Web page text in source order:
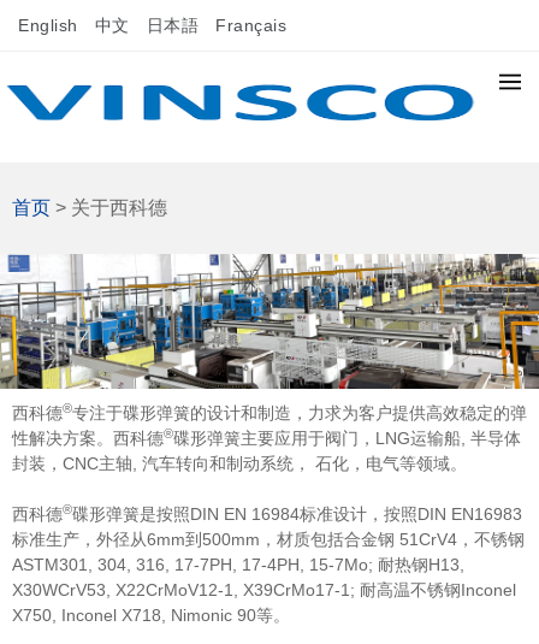
English 中文 日本語 Français
首页 > 关于西科德
西科德®专注于碟形弹簧的设计和制造，力求为客户提供高效稳定的弹
性解决方案。西科德®碟形弹簧主要应用于阀门，LNG运输船, 半导体
封装，CNC主轴, 汽车转向和制动系统， 石化，电气等领域。
西科德®碟形弹簧是按照DIN EN 16984标准设计，按照DIN EN16983
标准生产，外径从6mm到500mm，材质包括合金钢 51CrV4，不锈钢
ASTM301, 304, 316, 17-7PH, 17-4PH, 15-7Mo; 耐热钢H13,
X30WCrV53, X22CrMoV12-1, X39CrMo17-1; 耐高温不锈钢Inconel
X750, Inconel X718, Nimonic 90等。